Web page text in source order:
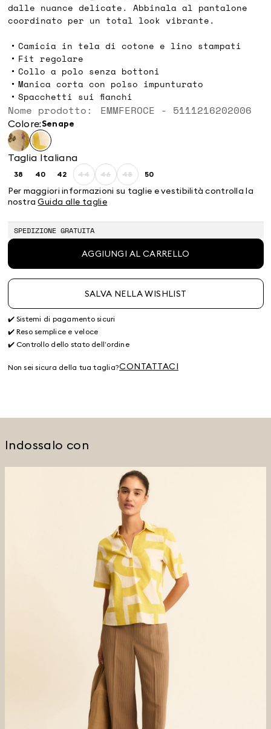
dalle nuance delicate. Abbinala al pantalone
coordinato per un total look vibrante.
Camicia in tela di cotone e lino stampati
Fit regolare
Collo a polo senza bottoni
Manica corta con polso impunturato
Spacchetti sui fianchi
Nome prodotto: EMMFEROCE - 5111216202006
Colore: senape
Taglia Italiana
38Taglia:
40Taglia:
40
42Taglia:
42
44Taglia:
44
Prodotto
terminato
46Taglia:
46
Prodotto
terminato
48Taglia:
48
Prodotto
50Taglia:
Per maggiori informazioni su taglie e vestibilità controlla la
nostraGuida alle taglie
SPEDIZIONE GRATUITA
AGGIUNGI AL CARRELLO
SALVA NELLA WISHLIST
✔️ Sistemi di pagamento sicuri
✔️ Reso semplice e veloce
✔️ Controllo dello stato dell’ordine
Non sei sicura della tua taglia?CONTATTACI
Indossalo con